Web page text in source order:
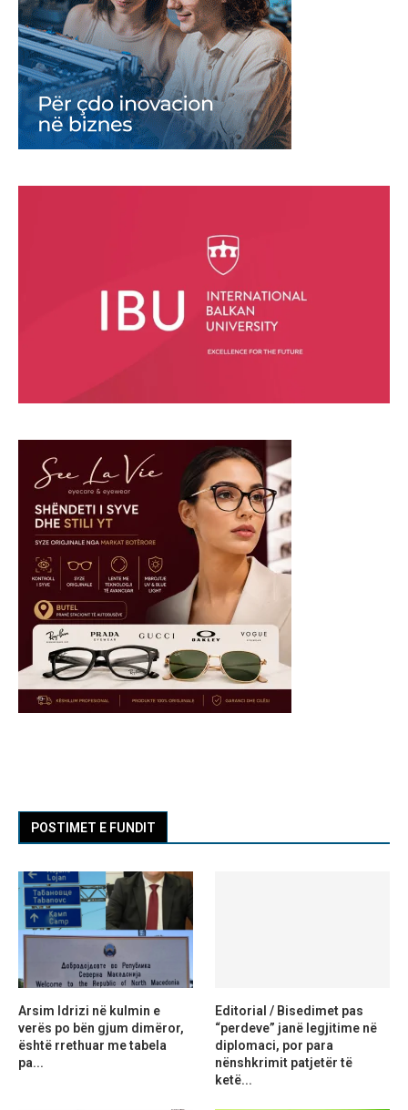
POSTIMET E FUNDIT
Arsim Idrizi në kulmin e
verës po bën gjum dimëror,
është rrethuar me tabela
pa...
Editorial / Bisedimet pas
“perdeve” janë legjitime në
diplomaci, por para
nënshkrimit patjetër të
ketë...